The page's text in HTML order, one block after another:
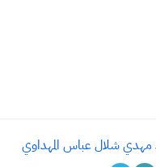
مهدي شلال عباس المهداوي